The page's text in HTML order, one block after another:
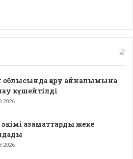
облысында қару айналымына
күшейтілді
әкімі азаматтарды жеке